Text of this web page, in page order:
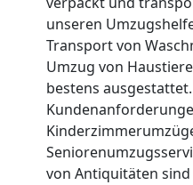
unseren
Transport von
Umzug von
bestens
von Antiquitäten
LKW
Möbellift